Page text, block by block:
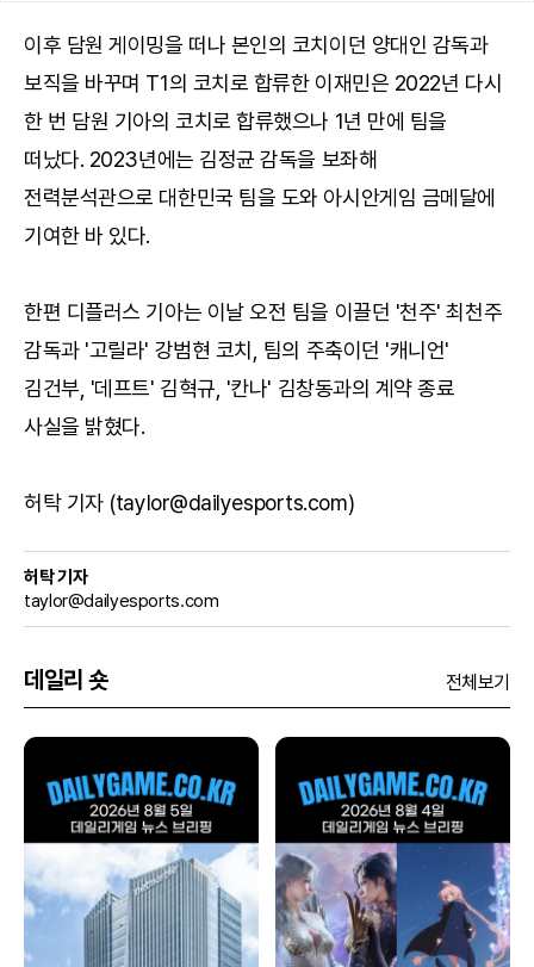
이후 담원 게이밍을 떠나 본인의 코치이던 양대인 감독과
보직을 바꾸며 T1의 코치로 합류한 이재민은 2022년 다시
한 번 담원 기아의 코치로 합류했으나 1년 만에 팀을
떠났다. 2023년에는 김정균 감독을 보좌해
전력분석관으로 대한민국 팀을 도와 아시안게임 금메달에
기여한 바 있다.
한편 디플러스 기아는 이날 오전 팀을 이끌던 '천주' 최천주
감독과 '고릴라' 강범현 코치, 팀의 주축이던 '캐니언'
김건부, '데프트' 김혁규, '칸나' 김창동과의 계약 종료
사실을 밝혔다.
허탁 기자 (taylor@dailyesports.com)
허탁 기자
taylor@dailyesports.com
데일리 숏 전체보기